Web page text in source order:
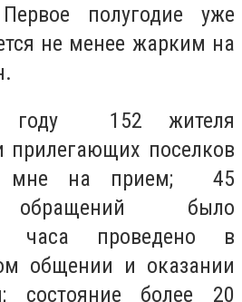
полугодие уже
не менее жарким на
году 152 жителя
прилегающих поселков
мне на прием; 45
обращений было
часа проведено в
общении и оказании
состояние более 20